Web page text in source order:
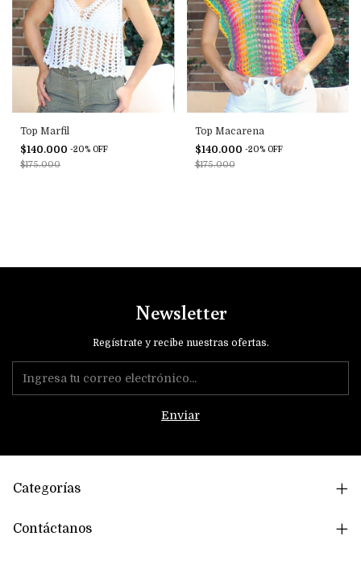
Top Marfil
$140.000 -20% OFF
$175.000
Top Macarena
$140.000 -20% OFF
$175.000
Newsletter
Regístrate y recibe nuestras ofertas.
Categorías
Contáctanos